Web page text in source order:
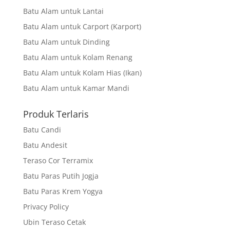
Batu Alam untuk Lantai
Batu Alam untuk Carport (Karport)
Batu Alam untuk Dinding
Batu Alam untuk Kolam Renang
Batu Alam untuk Kolam Hias (Ikan)
Batu Alam untuk Kamar Mandi
Produk Terlaris
Batu Candi
Batu Andesit
Teraso Cor Terramix
Batu Paras Putih Jogja
Batu Paras Krem Yogya
Privacy Policy
Ubin Teraso Cetak